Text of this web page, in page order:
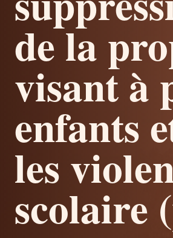
de la
visant à
enfants
les
scolaire